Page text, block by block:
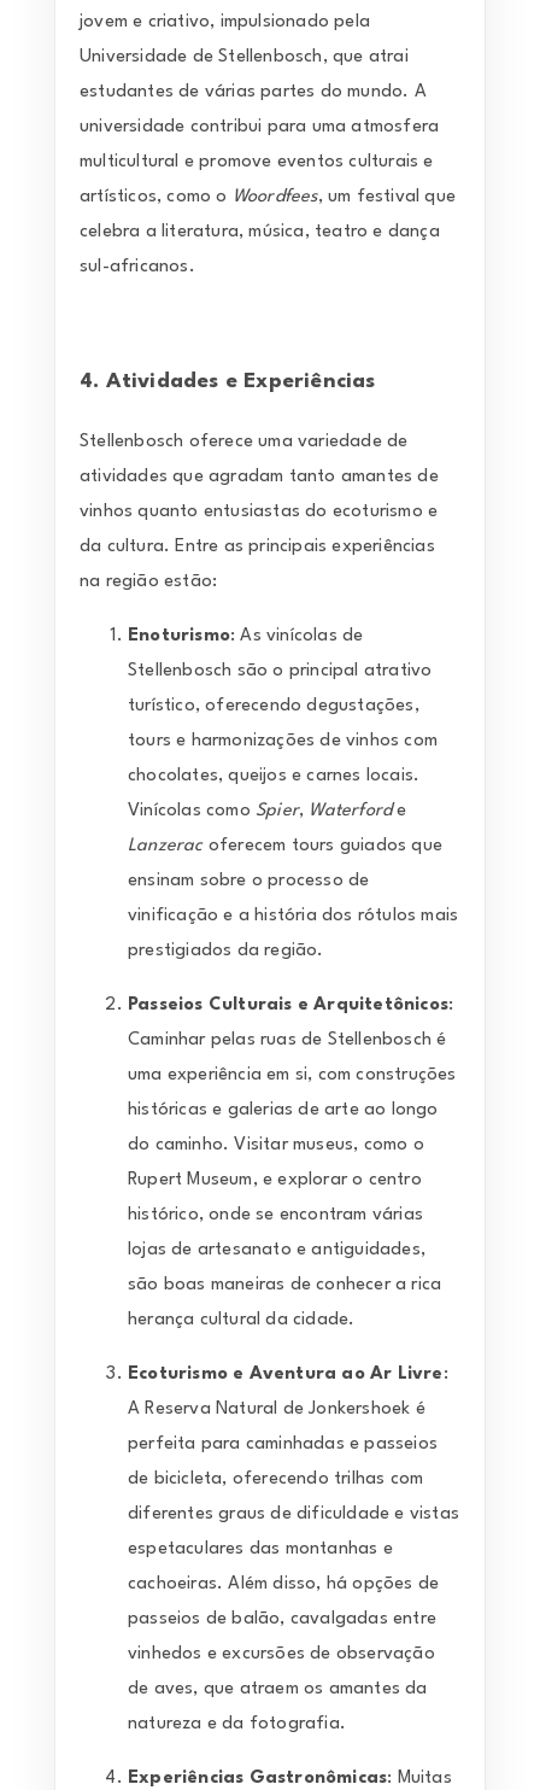
jovem e criativo, impulsionado pela
Universidade de Stellenbosch, que atrai
estudantes de várias partes do mundo. A
universidade contribui para uma atmosfera
multicultural e promove eventos culturais e
artísticos, como o Woordfees, um festival que
celebra a literatura, música, teatro e dança
sul-africanos.
4. Atividades e Experiências
Stellenbosch oferece uma variedade de
atividades que agradam tanto amantes de
vinhos quanto entusiastas do ecoturismo e
da cultura. Entre as principais experiências
na região estão:
Enoturismo: As vinícolas de
Stellenbosch são o principal atrativo
turístico, oferecendo degustações,
tours e harmonizações de vinhos com
chocolates, queijos e carnes locais.
Vinícolas como Spier, Waterforde
Lanzeracoferecem tours guiados que
ensinam sobre o processo de
vinificação e a história dos rótulos mais
prestigiados da região.
Passeios Culturais e Arquitetônicos:
Caminhar pelas ruas de Stellenbosch é
uma experiência em si, com construções
históricas e galerias de arte ao longo
do caminho. Visitar museus, como o
Rupert Museum, e explorar o centro
histórico, onde se encontram várias
lojas de artesanato e antiguidades,
são boas maneiras de conhecer a rica
herança cultural da cidade.
Ecoturismo e Aventura ao Ar Livre :
A Reserva Natural de Jonkershoek é
perfeita para caminhadas e passeios
de bicicleta, oferecendo trilhas com
diferentes graus de dificuldade e vistas
espetaculares das montanhas e
cachoeiras. Além disso, há opções de
passeios de balão, cavalgadas entre
vinhedos e excursões de observação
de aves, que atraem os amantes da
natureza e da fotografia.
Experiências Gastronômicas: Muitas